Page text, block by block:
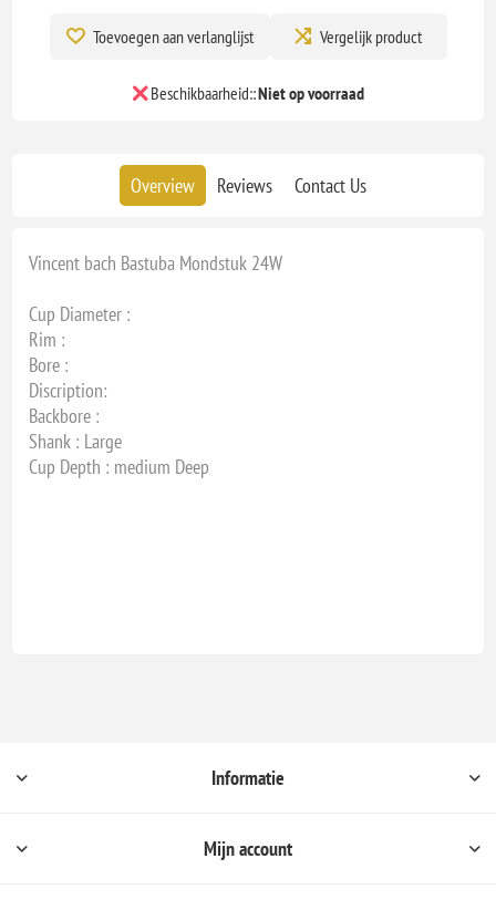
Toevoegen aan verlanglijst Vergelijk product
Beschikbaarheid::Niet op voorraad
Overview Reviews Contact Us
Vincent bach Bastuba Mondstuk 24W
Cup Diameter :
Rim :
Bore :
Discription:
Backbore :
Shank : Large
Cup Depth : medium Deep
Informatie
Mijn account